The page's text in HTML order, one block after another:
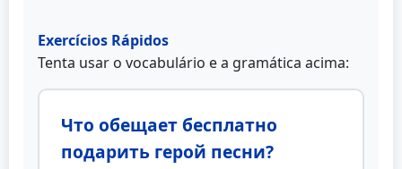
Exercícios Rápidos
Tenta usar o vocabulário e a gramática acima:
Что обещает бесплатно
подарить герой песни?